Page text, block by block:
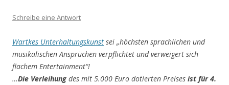
Schreibe eine Antwort
Wartkes Unterhaltungskunst sei „höchsten sprachlichen und
musikalischen Ansprüchen verpflichtet und verweigert sich
flachem Entertainment“!
…Die Verleihung des mit 5.000 Euro dotierten Preises ist für 4.